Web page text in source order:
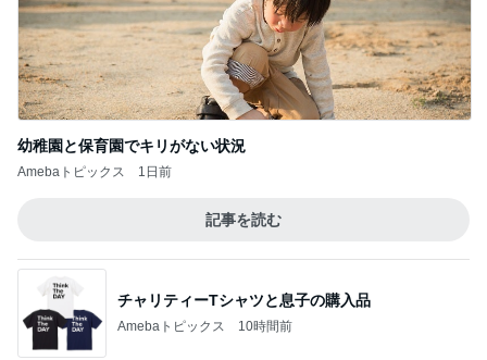
幼稚園と保育園でキリがない状況
Amebaトピックス 1日前
記事を読む
チャリティーTシャツと息子の購入品
Amebaトピックス 10時間前